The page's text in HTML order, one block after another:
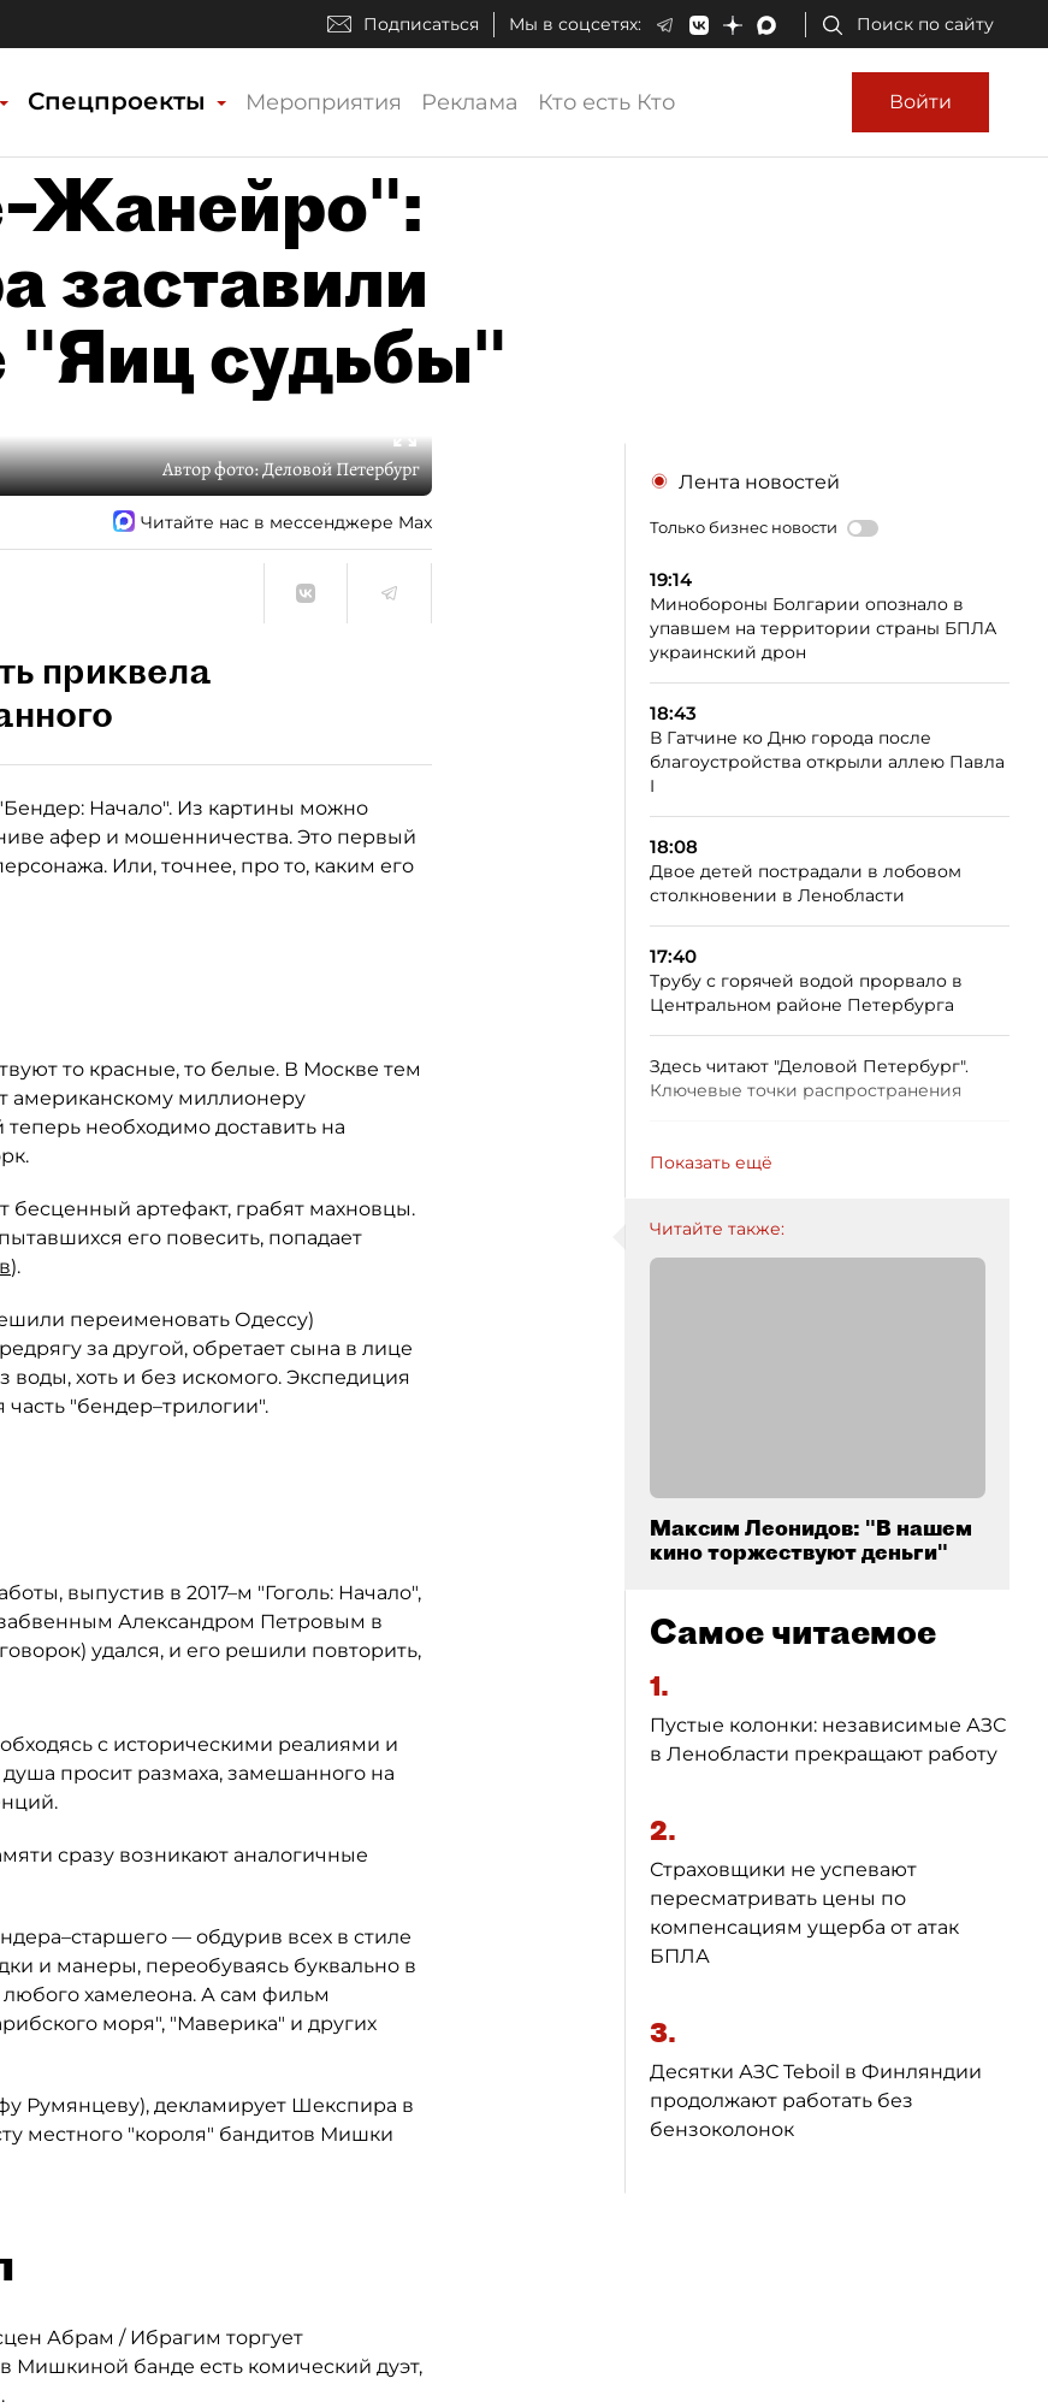
Подписаться Мы в соцсетях: Поиск по сайту
Спецпроекты Мероприятия Реклама Кто есть Кто Войти
заставили
"Яиц судьбы"
Автор фото:Деловой Петербург
Читайте нас в мессенджере Max
приквела
Начало". Из картины можно
афер и мошенничества. Это первый
Или, точнее, про то, каким его
то красные, то белые. В Москве тем
американскому миллионеру
необходимо доставить на
бесценный артефакт, грабят махновцы.
его повесить, попадает
).
переименовать Одессу)
за другой, обретает сына в лице
хоть и без искомого. Экспедиция
"бендер–трилогии".
выпустив в 2017–м "Гоголь: Начало",
Александром Петровым в
удался, и его решили повторить,
с историческими реалиями и
просит размаха, замешанного на
сразу возникают аналогичные
— обдурив всех в стиле
и манеры, переобуваясь буквально в
хамелеона. А сам фильм
моря", "Маверика" и других
Румянцеву), декламирует Шекспира в
местного "короля" бандитов Мишки
Абрам / Ибрагим торгует
Мишкиной банде есть комический дуэт,
Лента новостей
Только бизнес новости
19:14
Минобороны Болгарии опознало в
упавшем на территории страны БПЛА
украинский дрон
18:43
В Гатчине ко Дню города после
благоустройства открыли аллею Павла
I
18:08
Двое детей пострадали в лобовом
столкновении в Ленобласти
17:40
Трубу с горячей водой прорвало в
Центральном районе Петербурга
Здесь читают "Деловой Петербург".
Ключевые точки распространения
Показать ещё
Читайте также:
Максим Леонидов: "В нашем
кино торжествуют деньги"
Самое читаемое
1.
Пустые колонки: независимые АЗС
в Ленобласти прекращают работу
2.
Страховщики не успевают
пересматривать цены по
компенсациям ущерба от атак
БПЛА
3.
Десятки АЗС Teboil в Финляндии
продолжают работать без
бензоколонок